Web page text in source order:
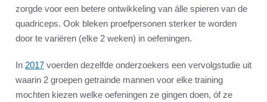
zorgde voor een betere ontwikkeling van álle spieren van de
quadriceps. Ook bleken proefpersonen sterker te worden
door te variëren (elke 2 weken) in oefeningen.
In 2017 voerden dezelfde onderzoekers een vervolgstudie uit
waarin 2 groepen getrainde mannen voor elke training
mochten kiezen welke oefeningen ze gingen doen, óf ze